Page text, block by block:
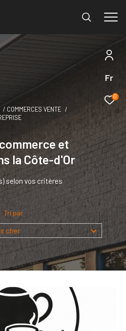
Fr
0
COMMERCES VENTE
et
la Côte-d'Or
selon vos critères
Tri par
cher
à vos critères